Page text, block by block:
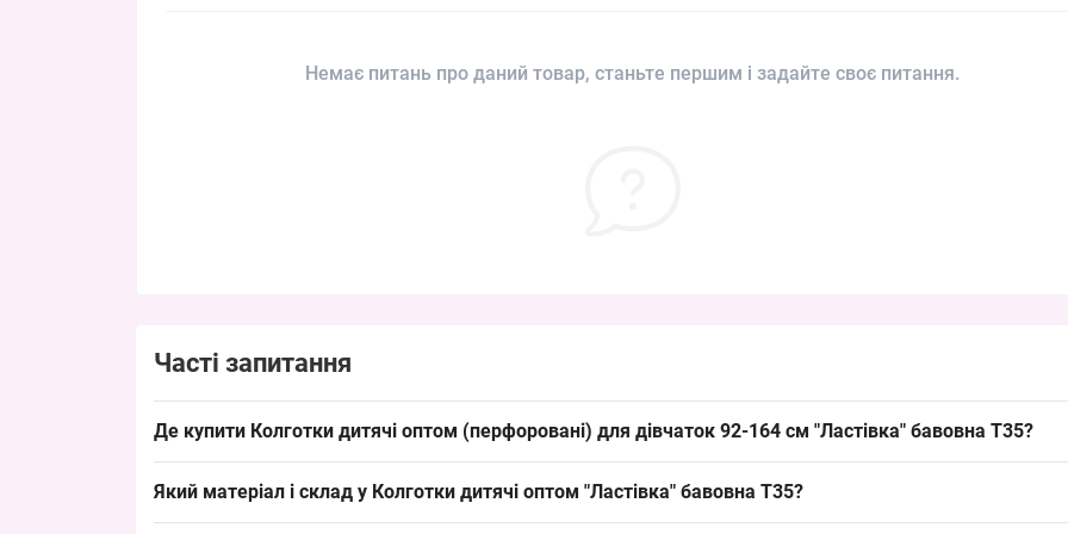
Немає питань про даний товар, станьте першим і задайте своє питання.
Часті запитання
Де купити Колготки дитячі оптом (перфоровані) для дівчаток 92-164 см "Ластівка" бавовна T35?
в сезон весна/осінь і швидко обертається на ринку, що корисно для оптових продажів і викладки.
Який матеріал і склад у Колготки дитячі оптом "Ластівка" бавовна T35?